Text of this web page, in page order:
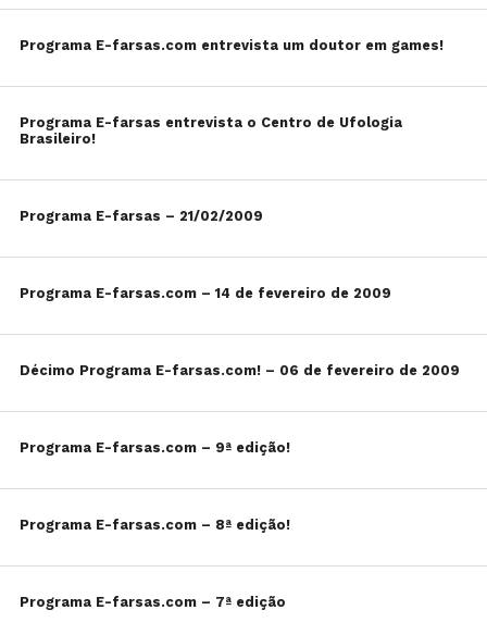
Programa E-farsas.com entrevista um doutor em games!
Programa E-farsas entrevista o Centro de Ufologia
Brasileiro!
Programa E-farsas – 21/02/2009
Programa E-farsas.com – 14 de fevereiro de 2009
Décimo Programa E-farsas.com! – 06 de fevereiro de 2009
Programa E-farsas.com – 9ª edição!
Programa E-farsas.com – 8ª edição!
Programa E-farsas.com – 7ª edição